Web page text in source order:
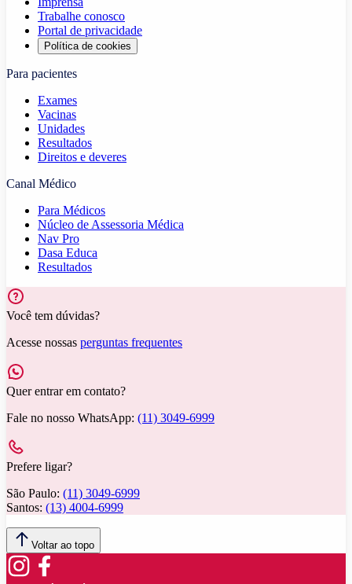
Trabalhe conosco
Portal de privacidade
Política de cookies
Para pacientes
Exames
Vacinas
Unidades
Resultados
Direitos e deveres
Canal Médico
Para Médicos
Núcleo de Assessoria Médica
Nav Pro
Dasa Educa
Resultados
Você tem dúvidas?
Acesse nossas perguntas frequentes
Quer entrar em contato?
Fale no nosso WhatsApp: (11) 3049-6999
Prefere ligar?
São Paulo: (11) 3049-6999
Santos: (13) 4004-6999
Voltar ao topo